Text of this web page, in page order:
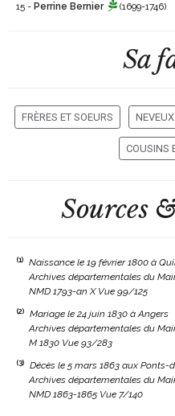
15 - Perrine Bernier (1699-1746)
Sa
FRÈRES ET SOEURS
COUSINS
Sources
(1)
Naissance le 19 février 1800 à
Archives départementales du
NMD 1793-an X Vue 99/125
(2)
Mariage le 24 juin 1830 à Angers
Archives départementales du
M 1830 Vue 93/283
(3)
Décès le 5 mars 1863 aux Ponts-
Archives départementales du
NMD 1863-1865 Vue 7/140